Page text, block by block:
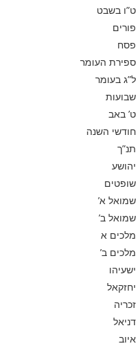
ט”ו בשבט
פורים
פסח
ספירת העומר
ל”ג בעומר
שבועות
ט’ באב
חודשי השנה
תנ”ך
יהושע
שופטים
שמואל א’
שמואל ב’
מלכים א
מלכים ב’
ישעיהו
יחזקאל
זכריה
דניאל
איוב